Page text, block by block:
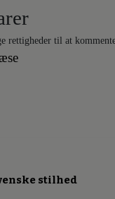
rettigheder til at
stilhed